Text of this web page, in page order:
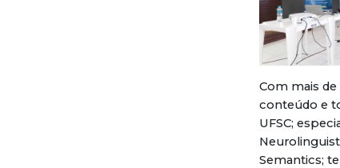
Com mais de
conteúdo e
UFSC;
Semantics;